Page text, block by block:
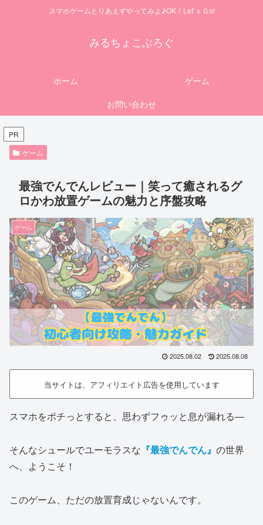
スマホゲームとりあえずやってみよ♪OK！Let’ｓＧo!
みるちょこぶろぐ
ホーム
ゲーム
お問い合わせ
PR
ゲーム
最強でんでんレビュー｜笑って癒されるグ
ロかわ放置ゲームの魅力と序盤攻略
ゲーム
2025.08.02 2025.08.08
当サイトは、アフィリエイト広告を使用しています
スマホをポチっとすると、思わずフゥッと息が漏れる―
そんなシュールでユーモラスな 『最強でんでん』 の世界
へ、ようこそ！
このゲーム、ただの放置育成じゃないんです。